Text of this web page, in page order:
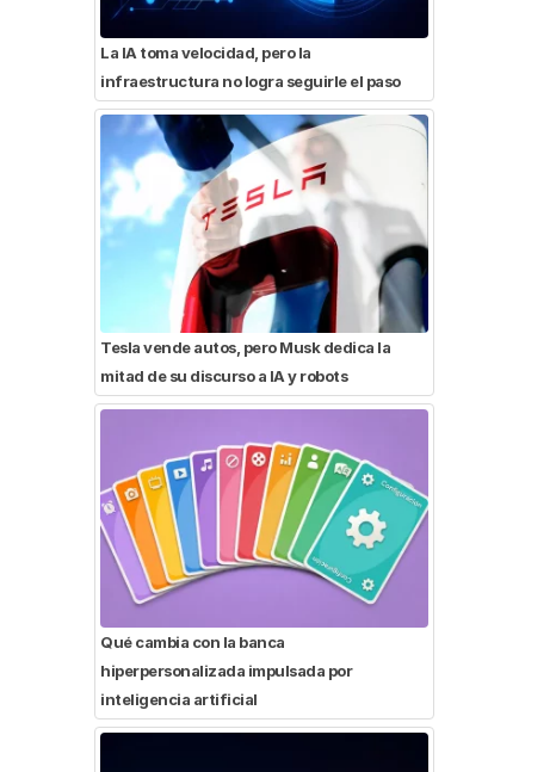
La IA toma velocidad, pero la
infraestructura no logra seguirle el paso
Tesla vende autos, pero Musk dedica la
mitad de su discurso a IA y robots
Qué cambia con la banca
hiperpersonalizada impulsada por
inteligencia artificial